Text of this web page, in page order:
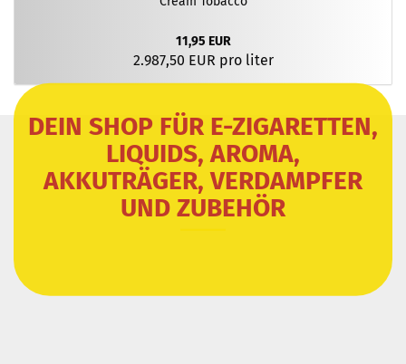
11,95 EUR
2.987,50 EUR pro liter
DEIN SHOP FÜR E-ZIGARETTEN,
LIQUIDS, AROMA,
AKKUTRÄGER, VERDAMPFER
UND ZUBEHÖR